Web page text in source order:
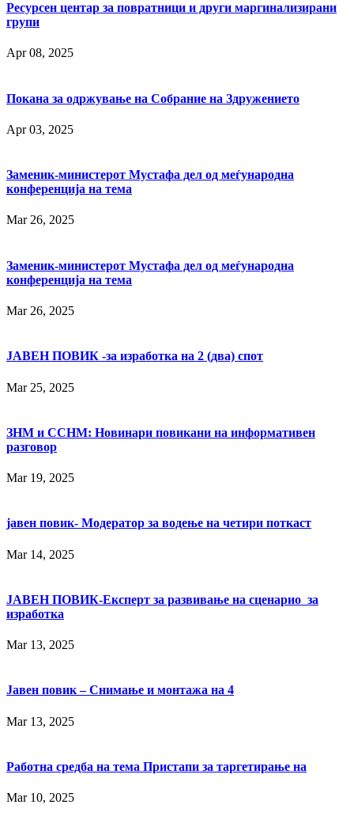
Ресурсен центар за повратници и други маргинализирани
групи
Apr 08, 2025
Покана за одржување на Собрание на Здружението
Apr 03, 2025
Заменик-министерот Мустафа дел од меѓународна
конференција на тема
Mar 26, 2025
Заменик-министерот Мустафа дел од меѓународна
конференција на тема
Mar 26, 2025
ЈАВЕН ПОВИК -за изработка на 2 (два) спот
Mar 25, 2025
ЗНМ и ССНМ: Новинари повикани на информативен
разговор
Mar 19, 2025
јавен повик- Модератор за водење на четири поткаст
Mar 14, 2025
ЈАВЕН ПОВИК-Експерт за развивање на сценарио за
изработка
Mar 13, 2025
Јавен повик – Снимање и монтажа на 4
Mar 13, 2025
Работна средба на тема Пристапи за таргетирање на
Mar 10, 2025